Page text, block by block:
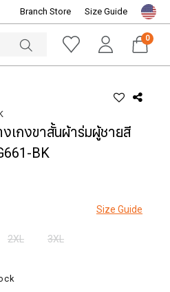
NOTICE Sportsworld
Branch Store Size Guide
0
งเกงขาสั้นผ้าร่มผู้ชายสี
BK
Size Guide
2XL 3XL